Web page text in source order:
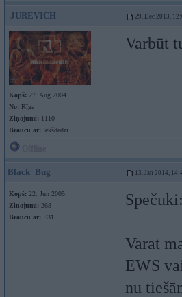
-JUREVICH- 29. Dec 2013,
Kopš: 27. Aug 2004
No: Rīga
Ziņojumi: 1110
Braucu ar: Iekšdedzi
Varbūt
Black_Bug 13. Jan 2014,
Kopš: 22. Jun 2005
Ziņojumi: 268
Braucu ar: E31
Varat
EWS
nu